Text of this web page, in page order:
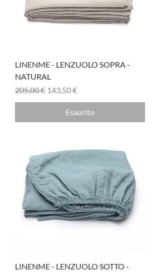
LINENME - LENZUOLO SOPRA -
NATURAL
Prezzo regolare
205,00 € Prezzo scontato
143,50 €
Esaurito
LINENME - LENZUOLO SOTTO -